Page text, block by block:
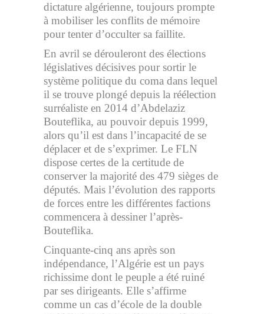
dictature algérienne, toujours prompte
à mobiliser les conflits de mémoire
pour tenter d’occulter sa faillite.
En avril se dérouleront des élections
législatives décisives pour sortir le
système politique du coma dans lequel
il se trouve plongé depuis la réélection
surréaliste en 2014 d’Abdelaziz
Bouteflika, au pouvoir depuis 1999,
alors qu’il est dans l’incapacité de se
déplacer et de s’exprimer. Le FLN
dispose certes de la certitude de
conserver la majorité des 479 sièges de
députés. Mais l’évolution des rapports
de forces entre les différentes factions
commencera à dessiner l’après-
Bouteflika.
Cinquante-cinq ans après son
indépendance, l’Algérie est un pays
richissime dont le peuple a été ruiné
par ses dirigeants. Elle s’affirme
comme un cas d’école de la double